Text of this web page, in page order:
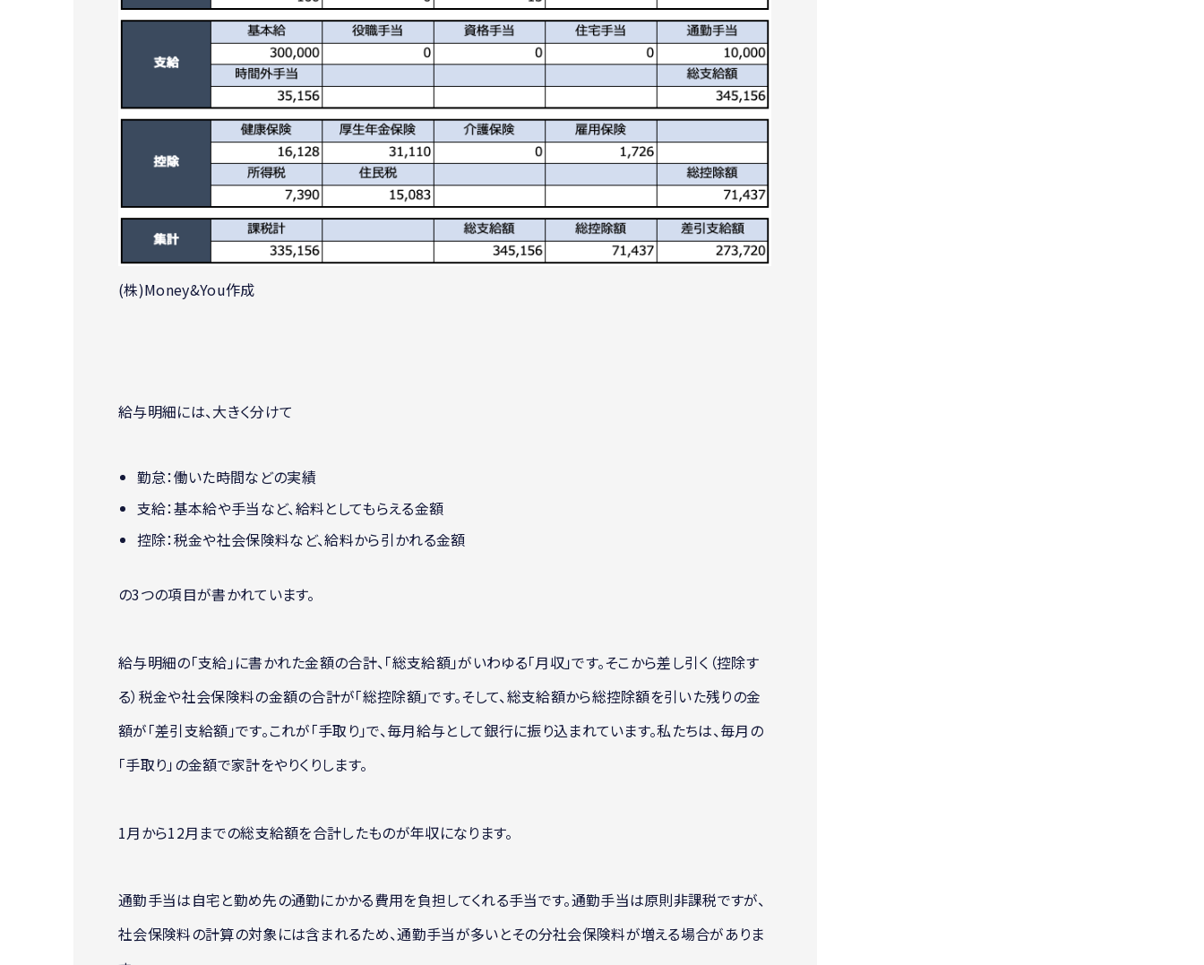
(株)Money&You作成
給与明細には、大きく分けて
勤怠：働いた時間などの実績
支給：基本給や手当など、給料としてもらえる金額
控除：税金や社会保険料など、給料から引かれる金額
の3つの項目が書かれています。
給与明細の「支給」に書かれた金額の合計、「総支給額」がいわゆる「月収」です。そこから差し引く（控除す
る）税金や社会保険料の金額の合計が「総控除額」です。そして、総支給額から総控除額を引いた残りの金
額が「差引支給額」です。これが「手取り」で、毎月給与として銀行に振り込まれています。私たちは、毎月の
「手取り」の金額で家計をやりくりします。
1月から12月までの総支給額を合計したものが年収になります。
通勤手当は自宅と勤め先の通勤にかかる費用を負担してくれる手当です。通勤手当は原則非課税ですが、
社会保険料の計算の対象には含まれるため、通勤手当が多いとその分社会保険料が増える場合がありま